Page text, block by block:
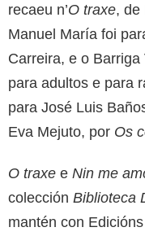
recaeu n’O traxe, de
Manuel María foi
Carreira, e o
para adultos e para
para José Luis
Eva Mejuto, por Os
O traxe e Nin me
colección Biblioteca
mantén con